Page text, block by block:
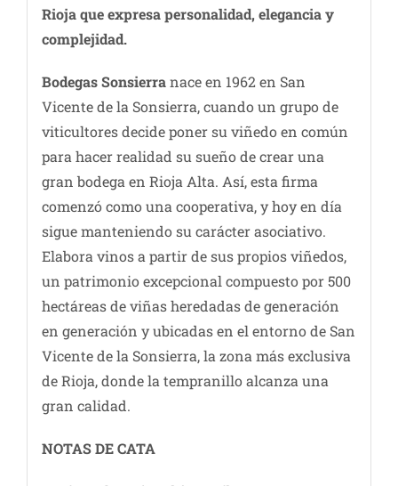
Rioja que expresa personalidad, elegancia y
complejidad.
Bodegas Sonsierranace en 1962 en San
Vicente de la Sonsierra, cuando un grupo de
viticultores decide poner su viñedo en común
para hacer realidad su sueño de crear una
gran bodega en Rioja Alta. Así, esta firma
comenzó como una cooperativa, y hoy en día
sigue manteniendo su carácter asociativo.
Elabora vinos a partir de sus propios viñedos,
un patrimonio excepcional compuesto por 500
hectáreas de viñas heredadas de generación
en generación y ubicadas en el entorno de San
Vicente de la Sonsierra, la zona más exclusiva
de Rioja, donde la tempranillo alcanza una
gran calidad.
NOTAS DE CATA